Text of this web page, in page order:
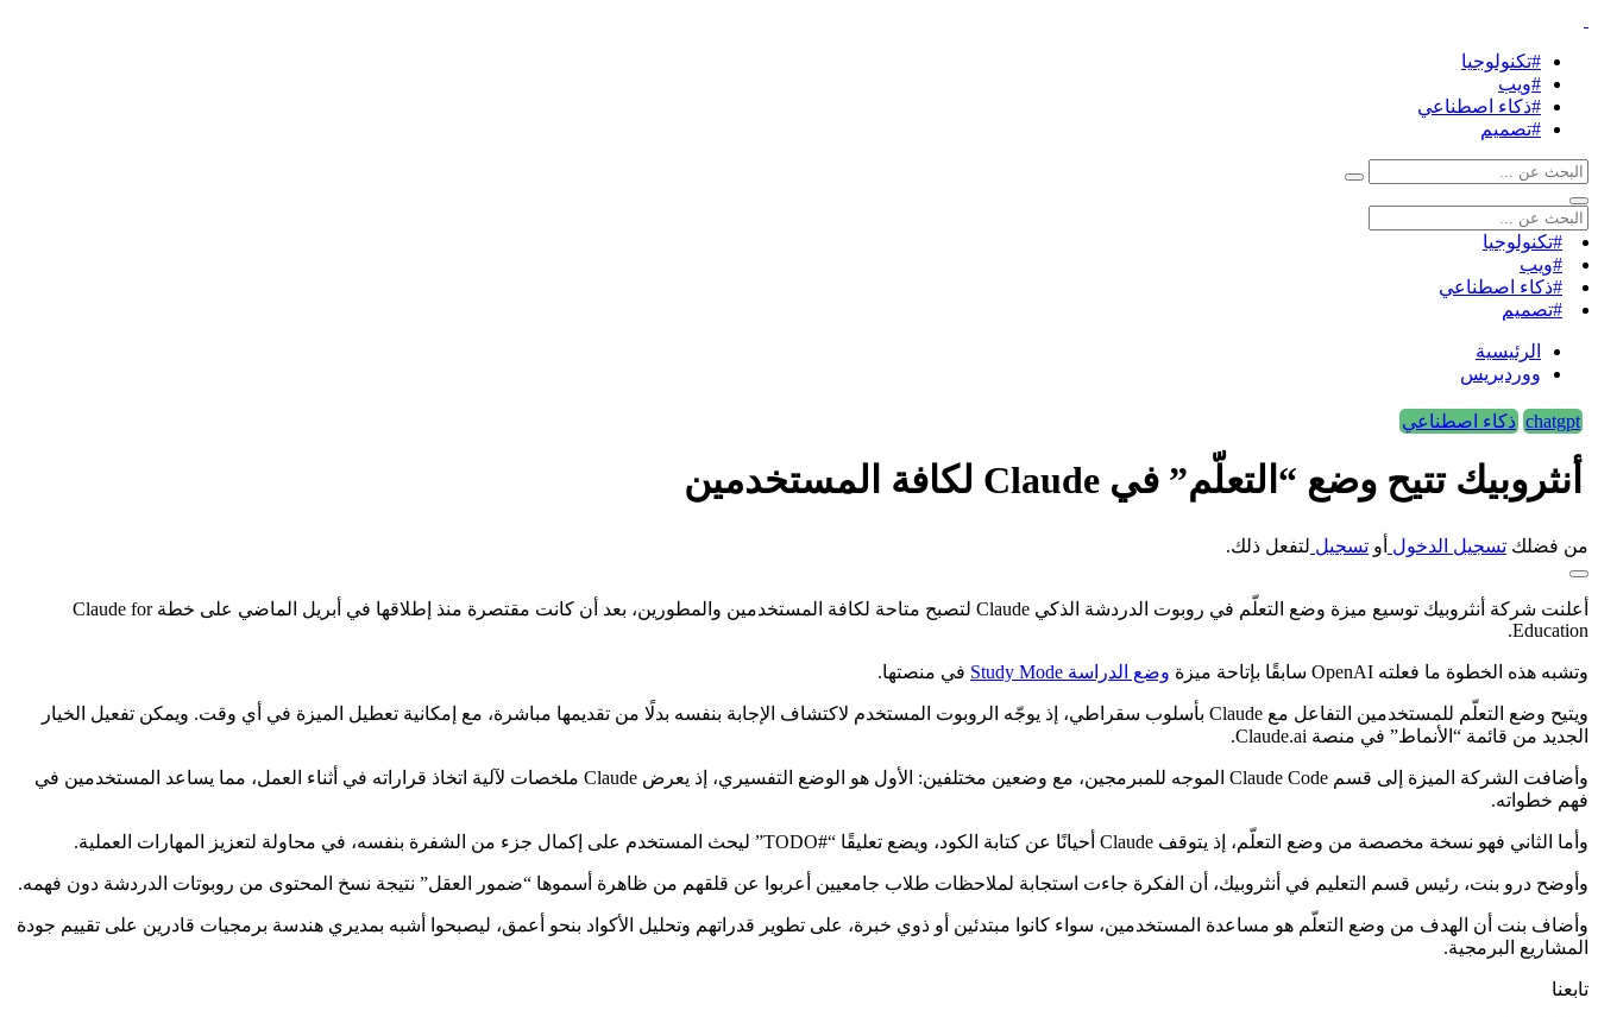
#تكنولوجيا
#ويب
#ذكاء اصطناعي
#تصميم
#تكنولوجيا
#ويب
#ذكاء اصطناعي
#تصميم
الرئيسية
ووردبريس
chatgpt ذكاء اصطناعي
أنثروبيك تتيح وضع “التعلّم” في Claude لكافة المستخدمين
من فضلك تسجيل الدخول أو تسجيل لتفعل ذلك.
أعلنت شركة أنثروبيك توسيع ميزة وضع التعلّم في روبوت الدردشة الذكي Claude لتصبح متاحة لكافة المستخدمين والمطورين، بعد أن كانت مقتصرة منذ إطلاقها في أبريل الماضي على خطة Claude for
Education.
وتشبه هذه الخطوة ما فعلته OpenAI سابقًا بإتاحة ميزة وضع الدراسة Study Mode في منصتها.
ويتيح وضع التعلّم للمستخدمين التفاعل مع Claude بأسلوب سقراطي، إذ يوجّه الروبوت المستخدم لاكتشاف الإجابة بنفسه بدلًا من تقديمها مباشرة، مع إمكانية تعطيل الميزة في أي وقت. ويمكن تفعيل الخيار
الجديد من قائمة “الأنماط” في منصة Claude.ai.
وأضافت الشركة الميزة إلى قسم Claude Code الموجه للمبرمجين، مع وضعين مختلفين: الأول هو الوضع التفسيري، إذ يعرض Claude ملخصات لآلية اتخاذ قراراته في أثناء العمل، مما يساعد المستخدمين في
فهم خطواته.
وأما الثاني فهو نسخة مخصصة من وضع التعلّم، إذ يتوقف Claude أحيانًا عن كتابة الكود، ويضع تعليقًا “#TODO” ليحث المستخدم على إكمال جزء من الشفرة بنفسه، في محاولة لتعزيز المهارات العملية.
وأوضح درو بنت، رئيس قسم التعليم في أنثروبيك، أن الفكرة جاءت استجابة لملاحظات طلاب جامعيين أعربوا عن قلقهم من ظاهرة أسموها “ضمور العقل” نتيجة نسخ المحتوى من روبوتات الدردشة دون فهمه.
وأضاف بنت أن الهدف من وضع التعلّم هو مساعدة المستخدمين، سواء كانوا مبتدئين أو ذوي خبرة، على تطوير قدراتهم وتحليل الأكواد بنحو أعمق، ليصبحوا أشبه بمديري هندسة برمجيات قادرين على تقييم جودة
المشاريع البرمجية.
تابعنا